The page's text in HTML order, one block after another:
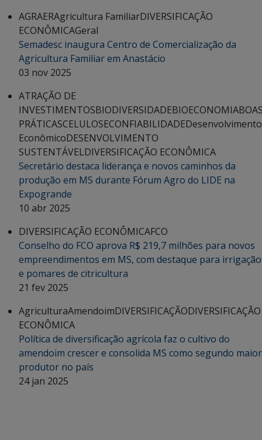
AGRAERAgricultura FamiliarDIVERSIFICAÇÃO
ECONÔMICAGeral
Semadesc inaugura Centro de Comercialização da
Agricultura Familiar em Anastácio
03 nov 2025
ATRAÇÃO DE
INVESTIMENTOSBIODIVERSIDADEBIOECONOMIA
PRÁTICASCELULOSECONFIABILIDADEDesenvolvimento
EconômicoDESENVOLVIMENTO
SUSTENTÁVELDIVERSIFICAÇÃO ECONÔMICA
Secretário destaca liderança e novos caminhos da
produção em MS durante Fórum Agro do LIDE na
Expogrande
10 abr 2025
DIVERSIFICAÇÃO ECONÔMICAFCO
Conselho do FCO aprova R$ 219,7 milhões para novos
empreendimentos em MS, com destaque para irrigação
e pomares de citricultura
21 fev 2025
AgriculturaAmendoimDIVERSIFICAÇÃODIVERSIFICAÇÃO
ECONÔMICA
Política de diversificação agrícola faz o cultivo do
amendoim crescer e consolida MS como segundo maior
produtor no país
24 jan 2025